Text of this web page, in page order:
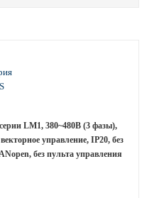
LM1, 380~480B (3 фазы),
управление, IP20, без
без пульта управления